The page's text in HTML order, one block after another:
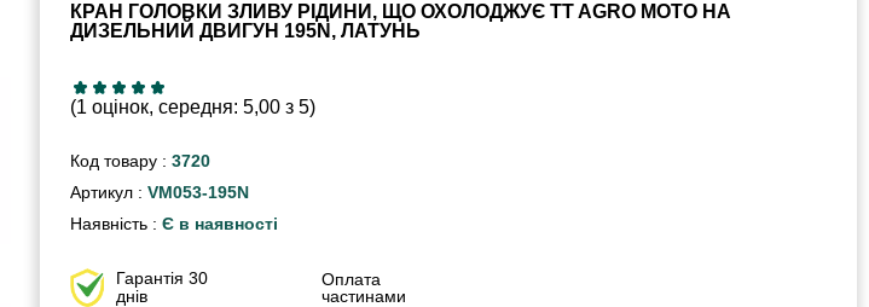
КРАН ГОЛОВКИ ЗЛИВУ РІДИНИ, ЩО ОХОЛОДЖУЄ TT AGRO MOTO НА
ДИЗЕЛЬНИЙ ДВИГУН 195N, ЛАТУНЬ
(1 оцінок, середня: 5,00 з 5)
Код товару : 3720
Артикул : VM053-195N
Наявність : Є в наявності
Гарантія 30
днів
Оплата
частинами